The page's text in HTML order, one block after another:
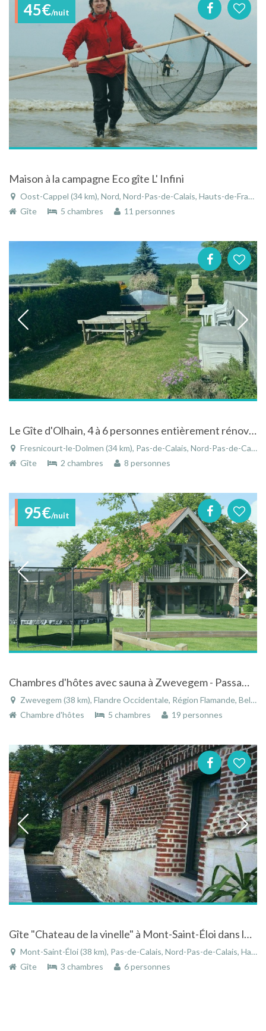
45€/nuit
Maison à la campagne Eco gîte L' Infini
Oost-Cappel (34 km), Nord, Nord-Pas-de-Calais, Hauts-de-France, France
Gîte
5 chambres 11 personnes
Le Gîte d'Olhain, 4 à 6 personnes entièrement rénové et équipé
Fresnicourt-le-Dolmen (34 km), Pas-de-Calais, Nord-Pas-de-Calais, Hauts-de-France, France
Gîte
2 chambres 8 personnes
95€/nuit
Chambres d'hôtes avec sauna à Zwevegem - PassaDia B&B
Zwevegem (38 km), Flandre Occidentale, Région Flamande, Belgique
Chambre d'hôtes
5 chambres 19 personnes
Gîte "Chateau de la vinelle" à Mont-Saint-Éloi dans le Pas-de-Calais au centre du village
Mont-Saint-Éloi (38 km), Pas-de-Calais, Nord-Pas-de-Calais, Hauts-de-France, France
Gîte
3 chambres 6 personnes